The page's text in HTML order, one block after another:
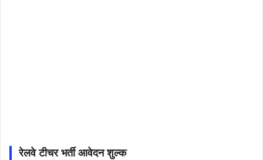
रेलवे टीचर भर्ती आवेदन शुल्क